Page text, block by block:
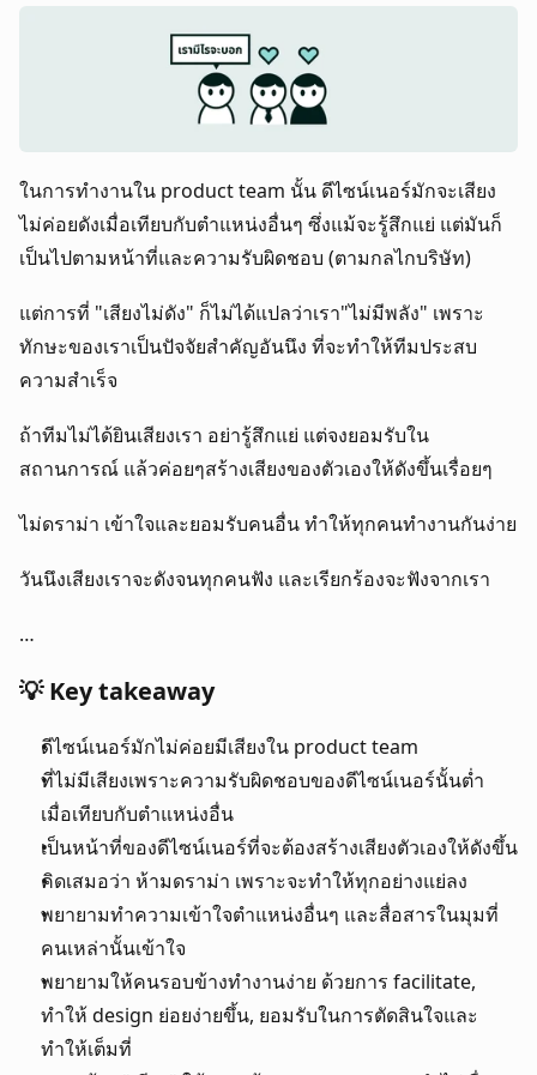
ในการทำงานใน product team นั้น ดีไซน์เนอร์มักจะเสียง
ไม่ค่อยดังเมื่อเทียบกับตำแหน่งอื่นๆ ซึ่งแม้จะรู้สึกแย่ แต่มันก็
เป็นไปตามหน้าที่และความรับผิดชอบ (ตามกลไกบริษัท)
แต่การที่ "เสียงไม่ดัง" ก็ไม่ได้แปลว่าเรา"ไม่มีพลัง" เพราะ
ทักษะของเราเป็นปัจจัยสำคัญอันนึง ที่จะทำให้ทีมประสบ
ความสำเร็จ
ถ้าทีมไม่ได้ยินเสียงเรา อย่ารู้สึกแย่ แต่จงยอมรับใน
สถานการณ์ แล้วค่อยๆสร้างเสียงของตัวเองให้ดังขึ้นเรื่อยๆ
ไม่ดราม่า เข้าใจและยอมรับคนอื่น ทำให้ทุกคนทำงานกันง่าย
วันนึงเสียงเราจะดังจนทุกคนฟัง และเรียกร้องจะฟังจากเรา
…
💡 Key takeaway
ดีไซน์เนอร์มักไม่ค่อยมีเสียงใน product team
ที่ไม่มีเสียงเพราะความรับผิดชอบของดีไซน์เนอร์นั้นต่ำ
เมื่อเทียบกับตำแหน่งอื่น
เป็นหน้าที่ของดีไซน์เนอร์ที่จะต้องสร้างเสียงตัวเองให้ดังขึ้น
คิดเสมอว่า ห้ามดราม่า เพราะจะทำให้ทุกอย่างแย่ลง
พยายามทำความเข้าใจตำแหน่งอื่นๆ และสื่อสารในมุมที่
คนเหล่านั้นเข้าใจ
พยายามให้คนรอบข้างทำงานง่าย ด้วยการ facilitate,
ทำให้ design ย่อยง่ายขึ้น, ยอมรับในการตัดสินใจและ
ทำให้เต็มที่